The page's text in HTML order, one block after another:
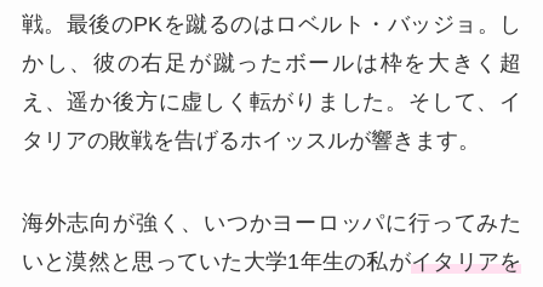
戦。最後のPKを蹴るのはロベルト・バッジョ。し
かし、彼の右足が蹴ったボールは枠を大きく超
え、遥か後方に虚しく転がりました。そして、イ
タリアの敗戦を告げるホイッスルが響きます。
海外志向が強く、いつかヨーロッパに行ってみた
いと漠然と思っていた大学1年生の私がイタリアを